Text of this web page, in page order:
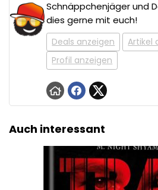
Schnäppchenjäger und
dies gerne mit euch!
Deals anzeigen
Artikel
Profil anzeigen
Auch interessant